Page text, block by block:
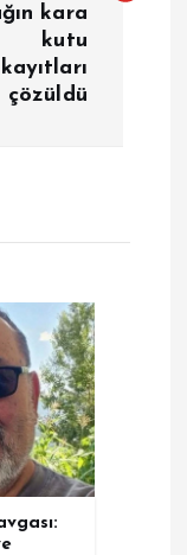
kara
kutu
kayıtları
çözüldü